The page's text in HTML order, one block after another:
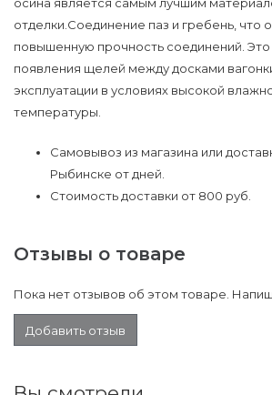
отделки.Соединение паз и гребень, что
повышенную прочность соединений.
появления щелей между досками
эксплуатации в условиях высокой
температуры.
Самовывоз из магазина или
Рыбинске от дней.
Стоимость доставки от 800 руб.
Отзывы о товаре
Пока нет отзывов об этом товаре.
Добавить отзыв